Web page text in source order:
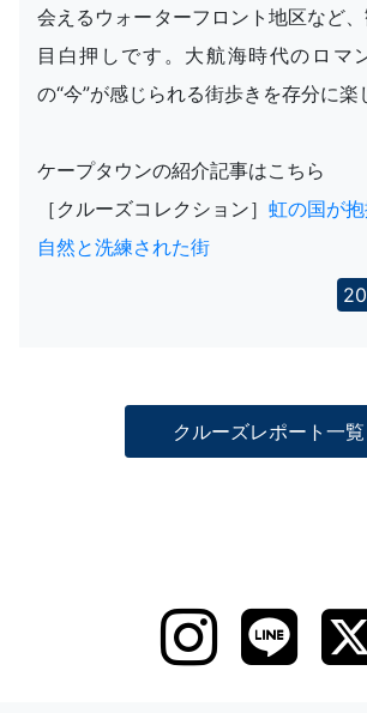
会えるウォーターフロント地区など
目白押しです。大航海時代のロマ
の“今”が感じられる街歩きを存分に楽
ケープタウンの紹介記事はこちら
［クルーズコレクション］虹の国が
自然と洗練された街
クルーズレポート一覧